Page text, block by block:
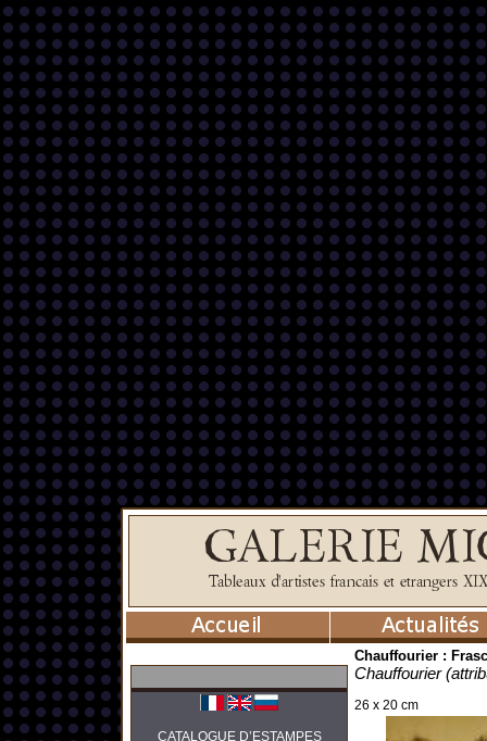
CATALOGUE D’ESTAMPES
Chauffourier :
Chauffourier
26 x 20 cm